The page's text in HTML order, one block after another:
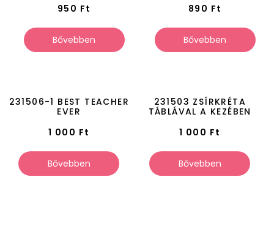
950 Ft
Bővebben
890 Ft
Bővebben
231506-1 BEST TEACHER
EVER
1 000 Ft
Bővebben
231503 ZSÍRKRÉTA
TÁBLÁVAL A KEZÉBEN
1 000 Ft
Bővebben